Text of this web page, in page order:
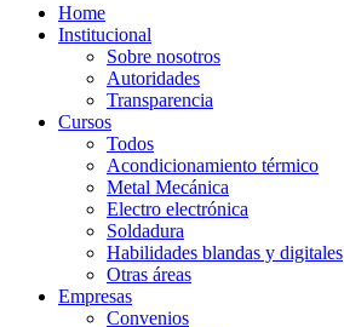
Home
Institucional
Sobre nosotros
Autoridades
Transparencia
Cursos
Todos
Acondicionamiento térmico
Metal Mecánica
Electro electrónica
Soldadura
Habilidades blandas y digitales
Otras áreas
Empresas
Convenios